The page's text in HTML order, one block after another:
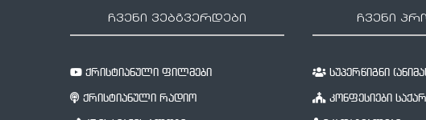
ჩვენი ვებგვერდები
ქრისტიანული ფილმები
ქრისტიანული რადიო
ჩვენი
სუპერწიგნი
კონფესიები